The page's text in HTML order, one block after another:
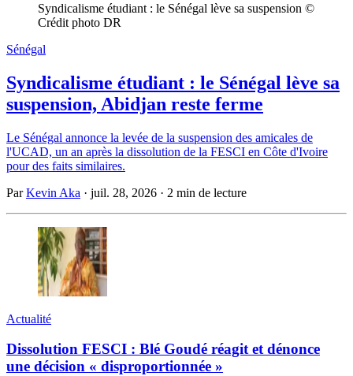
Syndicalisme étudiant : le Sénégal lève sa suspension ©
Crédit photo DR
Sénégal
Syndicalisme étudiant : le Sénégal lève sa
suspension, Abidjan reste ferme
Le Sénégal annonce la levée de la suspension des amicales de
l'UCAD, un an après la dissolution de la FESCI en Côte d'Ivoire
pour des faits similaires.
ParKevin Aka · juil. 28, 2026 · 2 min de lecture
Actualité
Dissolution FESCI : Blé Goudé réagit et dénonce
une décision « disproportionnée »